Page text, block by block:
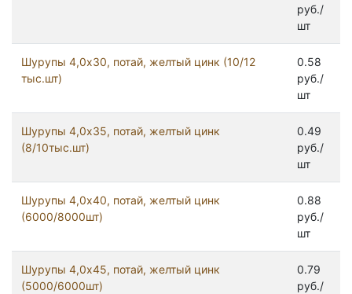
руб./
шт
Шурупы 4,0x30, потай, желтый цинк (10/12
тыс.шт)
0.58
руб./
шт
Шурупы 4,0x35, потай, желтый цинк
(8/10тыс.шт)
0.49
руб./
шт
Шурупы 4,0x40, потай, желтый цинк
(6000/8000шт)
0.88
руб./
шт
Шурупы 4,0x45, потай, желтый цинк
(5000/6000шт)
0.79
руб./